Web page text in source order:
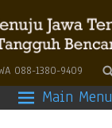
088-1380-9409
Main Menu